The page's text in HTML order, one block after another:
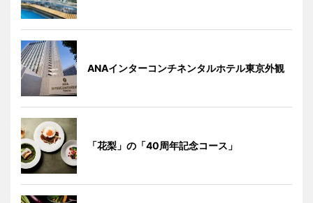
ANAインターコンチネンタルホテル東京外観
「花梨」の「40周年記念コース」